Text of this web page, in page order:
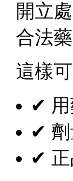
開立
合法
這樣
✔ 用
✔ 劑
✔ 正